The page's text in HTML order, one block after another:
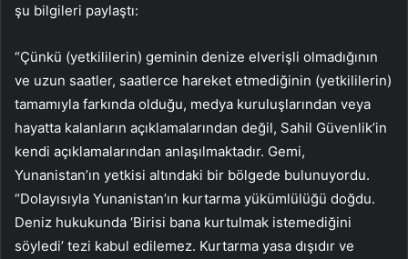
şu bilgileri paylaştı:
“Çünkü (yetkililerin) geminin denize elverişli olmadığının
ve uzun saatler, saatlerce hareket etmediğinin (yetkililerin)
tamamıyla farkında olduğu, medya kuruluşlarından veya
hayatta kalanların açıklamalarından değil, Sahil Güvenlik’in
kendi açıklamalarından anlaşılmaktadır. Gemi,
Yunanistan’ın yetkisi altındaki bir bölgede bulunuyordu.
“Dolayısıyla Yunanistan’ın kurtarma yükümlülüğü doğdu.
Deniz hukukunda ‘Birisi bana kurtulmak istemediğini
söyledi’ tezi kabul edilemez. Kurtarma yasa dışıdır ve